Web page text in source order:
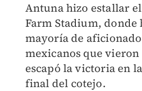
Antuna hizo estallar
Farm Stadium, donde
mayoría de
mexicanos que vieron
escapó la victoria en
final del cotejo.